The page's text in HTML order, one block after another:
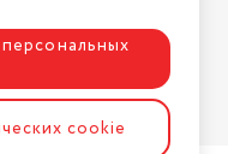
cookie